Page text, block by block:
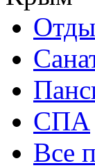
СПА
Все